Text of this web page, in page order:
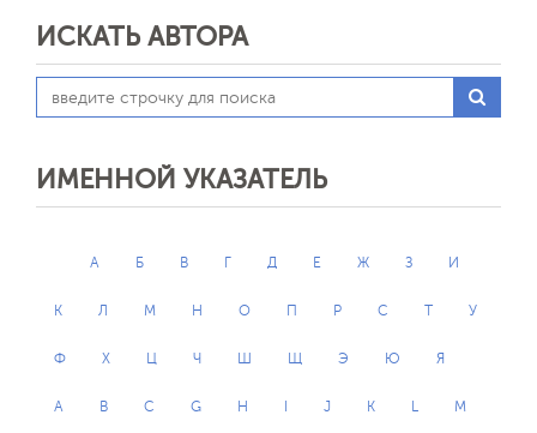
ИСКАТЬ АВТОРА
ИМЕННОЙ УКАЗАТЕЛЬ
А Б В Г Д Е Ж З И
К Л М Н О П Р С Т У
Ф Х Ц Ч Ш Щ Э Ю Я
A B C G H J K L M